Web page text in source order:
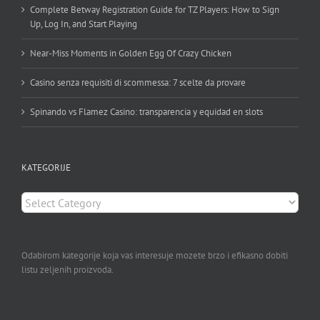
Complete Betway Registration Guide for TZ Players: How to Sign
Up, Log In, and Start Playing
Near-Miss Moments in Golden Egg Of Crazy Chicken
Casino senza requisiti di scommessa: 7 scelte da provare
Spinando vs Flamez Casino: transparencia y equidad en slots
KATEGORIJE
KATEGORIJE
Odabirom kategorije koja vas interesuje mozete brzo i efikasno dobiti
listu zeljenih proizvoda.